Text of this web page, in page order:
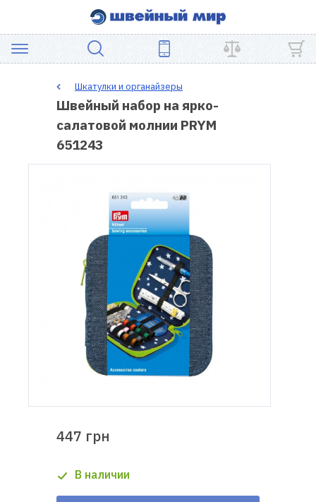
ШВЕЙНОЕ
ОБОРУДОВАНИЕ
ЗАПЧАСТИ
АКСЕССУАРЫ
Доставка
Гарантия
Ремонт
техники
Шкатулки и органайзеры
Швейный набор на ярко-
салатовой молнии PRYM
651243
447 грн
В наличии